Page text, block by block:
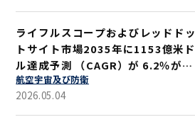
ライフルスコープおよびレッドドッ
トサイト市場2035年に1153億米ド
ル達成予測 （CAGR）が 6.2％が示
す軍事・狩猟用途拡大
航空宇宙及び防衛
2026.05.04